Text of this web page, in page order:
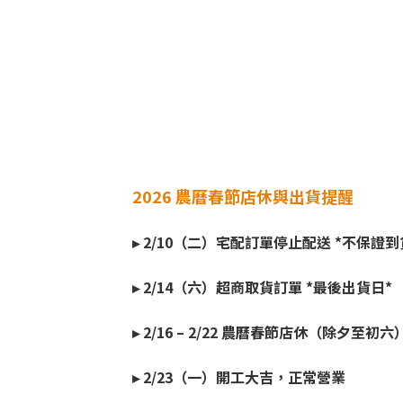
2026 農曆春節店休與出貨提醒
▸ 2/10（二）宅配訂單停止配送 *不保證
▸ 2/14（六）超商取貨訂單 *最後出貨日*
▸ 2/16 – 2/22 農曆春節店休（除夕至初六
▸ 2/23（一）開工大吉，正常營業